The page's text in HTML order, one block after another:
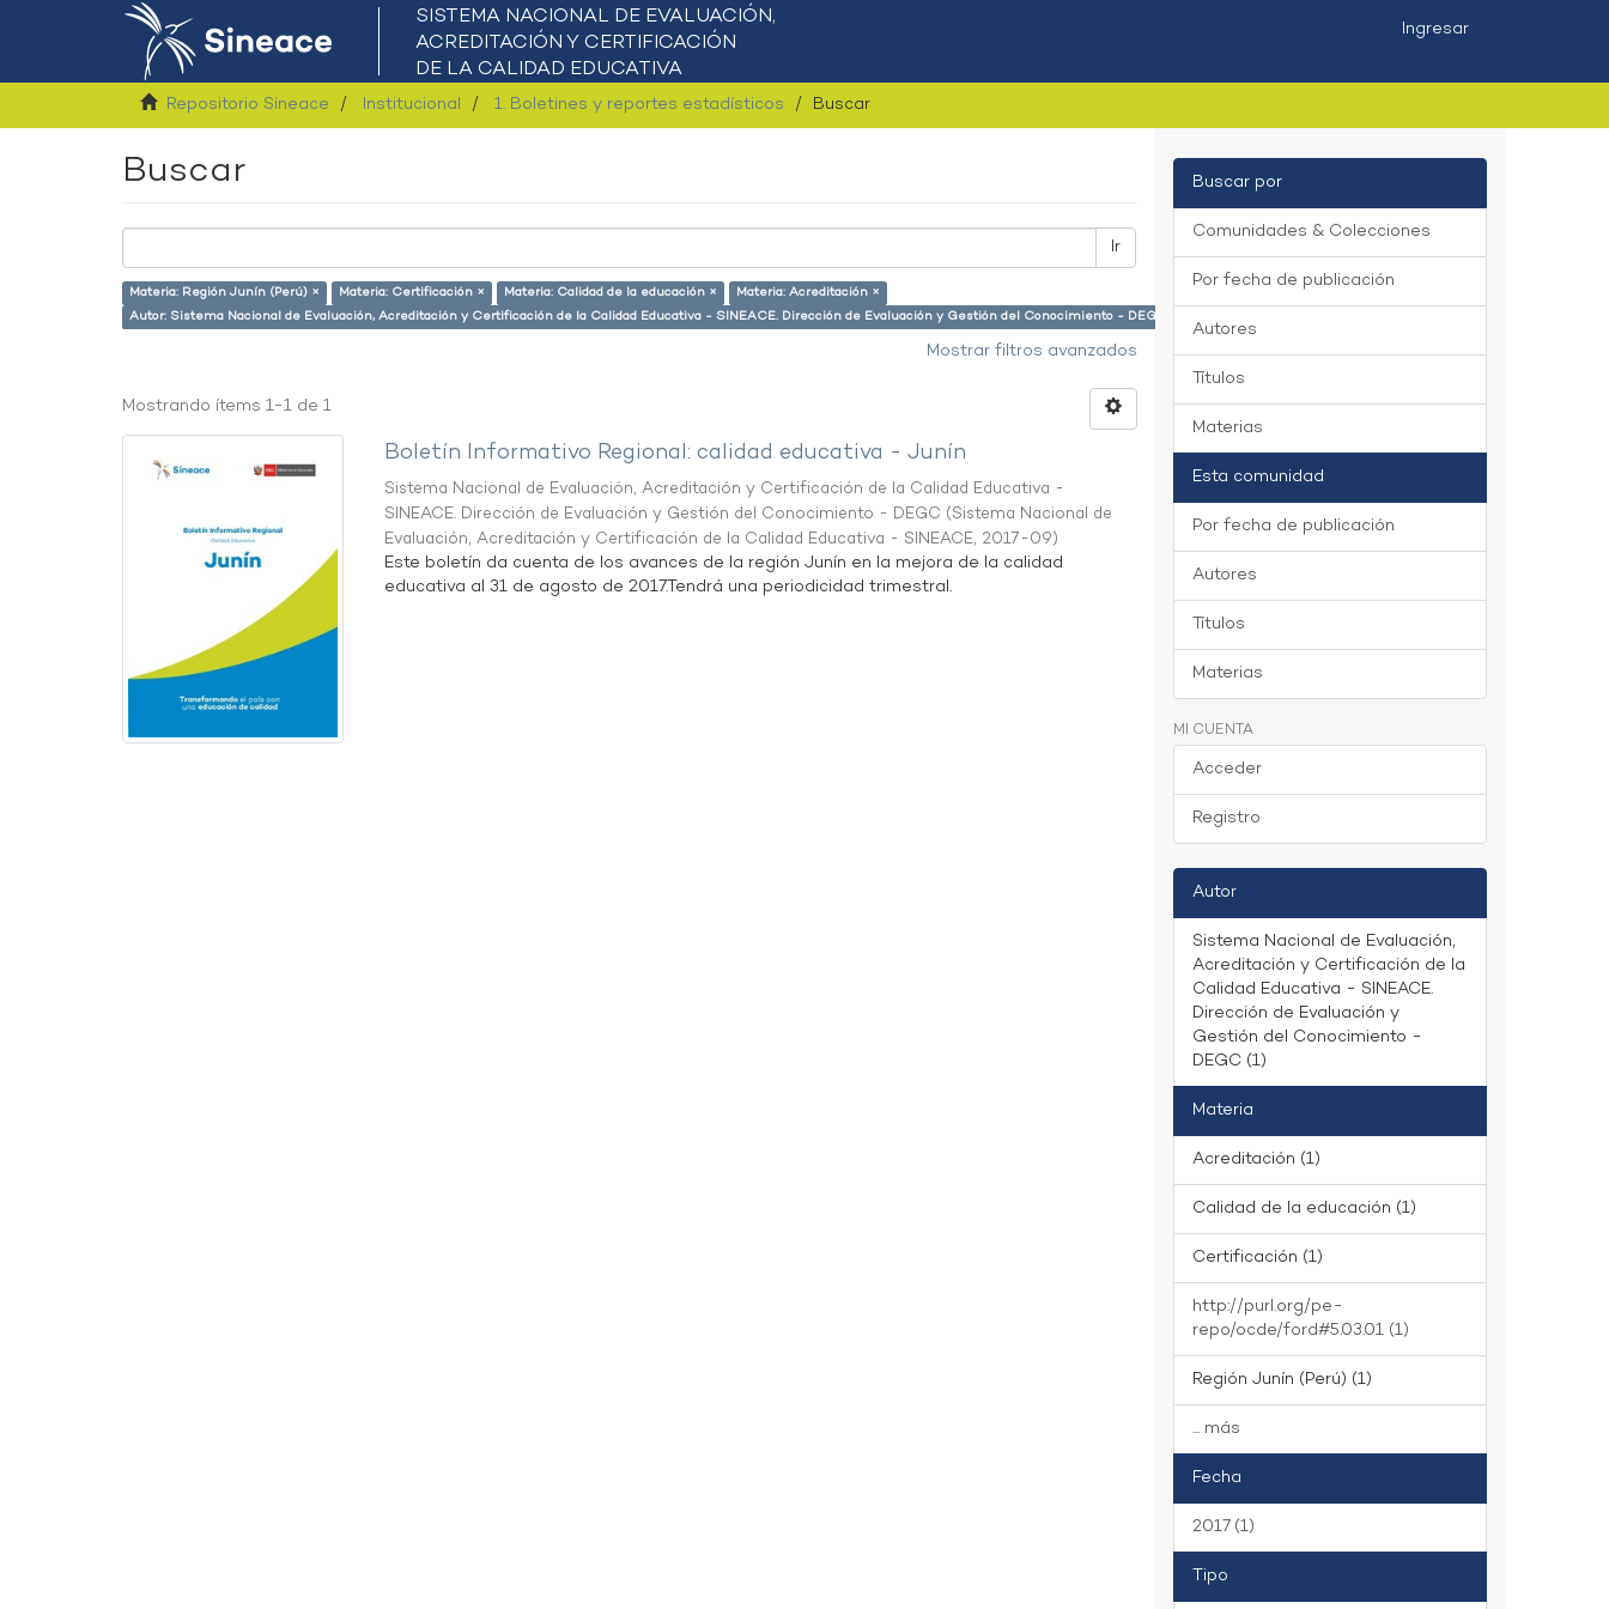
Ingresar
Repositorio Sineace Institucional 1. Boletines y reportes estadísticos Buscar
Buscar
Ir
Materia: Región Junín (Perú) × Materia: Certificación × Materia: Calidad de la educación ×
Materia: Acreditación ×
Autor: Sistema Nacional de Evaluación, Acreditación y Certificación de la Calidad Educativa - SINEACE. Dirección de Evaluación y Gestión del Conocimiento - DEGC ×
Mostrar filtros avanzados
Mostrando ítems 1-1 de 1
Boletín Informativo Regional: calidad educativa - Junín
Sistema Nacional de Evaluación, Acreditación y Certificación de la Calidad Educativa -
SINEACE. Dirección de Evaluación y Gestión del Conocimiento - DEGC (Sistema Nacional de
Evaluación, Acreditación y Certificación de la Calidad Educativa - SINEACE, 2017-09)
Este boletín da cuenta de los avances de la región Junín en la mejora de la calidad
educativa al 31 de agosto de 2017.Tendrá una periodicidad trimestral.
Buscar por
Comunidades & Colecciones
Por fecha de publicación
Autores
Títulos
Materias
Esta comunidad
Por fecha de publicación
Autores
Títulos
Materias
MI CUENTA
Acceder
Registro
Autor
Sistema Nacional de Evaluación,
Acreditación y Certificación de la
Calidad Educativa - SINEACE.
Dirección de Evaluación y
Gestión del Conocimiento -
DEGC (1)
Materia
Acreditación (1)
Calidad de la educación (1)
Certificación (1)
http://purl.org/pe-
repo/ocde/ford#5.03.01 (1)
Región Junín (Perú) (1)
... más
Fecha
2017 (1)
Tipo